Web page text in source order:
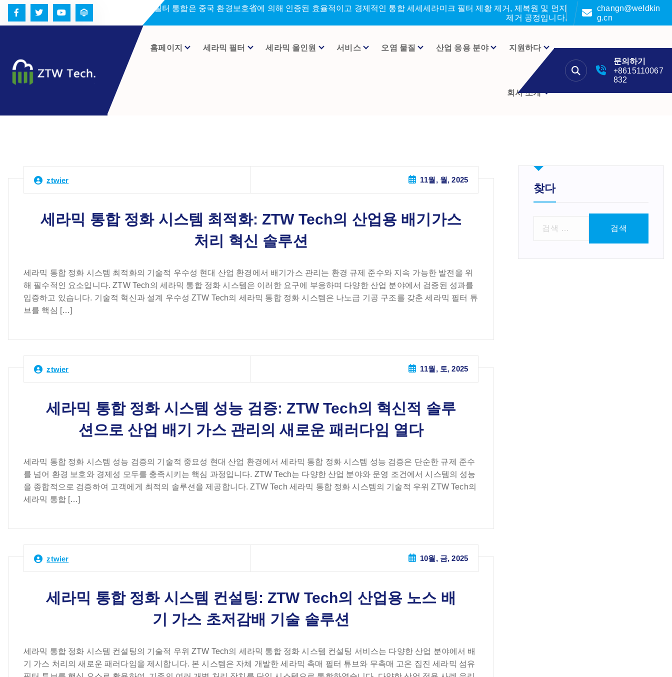
세라미크 필터 통합은 중국 환경보호省에 의해 인증된 효율적이고 경제적인 통합 세세세라미크 필터 제황 제거, 제복원 및 먼지
제거 공정입니다.
changn@weldkin
g.cn
홈페이지 세라믹 필터 세라믹 올인원 서비스 오염 물질 산업 응용 분야 지원하다
회사 소개
문의하기
+8615110067
832
ztwier 11월, 월, 2025
세라믹 통합 정화 시스템 최적화: ZTW Tech의 산업용 배기가스
처리 혁신 솔루션
세라믹 통합 정화 시스템 최적화의 기술적 우수성 현대 산업 환경에서 배기가스 관리는 환경 규제 준수와 지속 가능한 발전을 위
해 필수적인 요소입니다. ZTW Tech의 세라믹 통합 정화 시스템은 이러한 요구에 부응하며 다양한 산업 분야에서 검증된 성과를
입증하고 있습니다. 기술적 혁신과 설계 우수성 ZTW Tech의 세라믹 통합 정화 시스템은 나노급 기공 구조를 갖춘 세라믹 필터 튜
브를 핵심 […]
ztwier 11월, 토, 2025
세라믹 통합 정화 시스템 성능 검증: ZTW Tech의 혁신적 솔루
션으로 산업 배기 가스 관리의 새로운 패러다임 열다
세라믹 통합 정화 시스템 성능 검증의 기술적 중요성 현대 산업 환경에서 세라믹 통합 정화 시스템 성능 검증은 단순한 규제 준수
를 넘어 환경 보호와 경제성 모두를 충족시키는 핵심 과정입니다. ZTW Tech는 다양한 산업 분야와 운영 조건에서 시스템의 성능
을 종합적으로 검증하여 고객에게 최적의 솔루션을 제공합니다. ZTW Tech 세라믹 통합 정화 시스템의 기술적 우위 ZTW Tech의
세라믹 통합 […]
ztwier 10월, 금, 2025
세라믹 통합 정화 시스템 컨설팅: ZTW Tech의 산업용 노스 배
기 가스 초저감배 기술 솔루션
세라믹 통합 정화 시스템 컨설팅의 기술적 우위 ZTW Tech의 세라믹 통합 정화 시스템 컨설팅 서비스는 다양한 산업 분야에서 배
기 가스 처리의 새로운 패러다임을 제시합니다. 본 시스템은 자체 개발한 세라믹 촉매 필터 튜브와 무촉매 고온 집진 세라믹 섬유
찾다